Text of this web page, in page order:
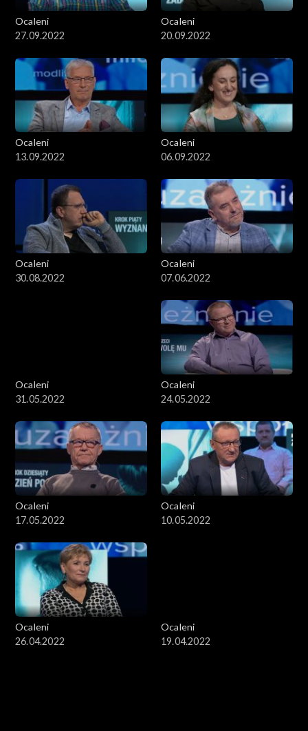
Ocaleni
27.09.2022
Ocaleni
20.09.2022
Ocaleni
13.09.2022
Ocaleni
06.09.2022
Ocaleni
30.08.2022
Ocaleni
07.06.2022
Ocaleni
31.05.2022
Ocaleni
24.05.2022
Ocaleni
17.05.2022
Ocaleni
10.05.2022
Ocaleni
26.04.2022
Ocaleni
19.04.2022